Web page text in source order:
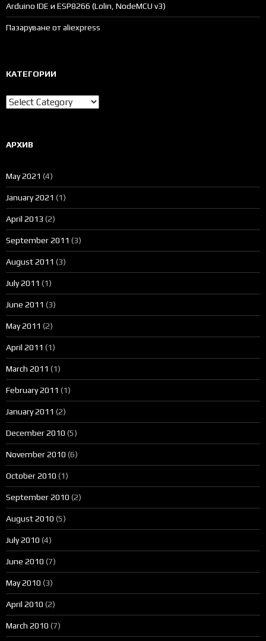
Arduino IDE и ESP8266 (Lolin, NodeMCU v3)
Пазаруване от aliexpress
КАТЕГОРИИ
Категории
АРХИВ
May 2021 (4)
January 2021 (1)
April 2013 (2)
September 2011 (3)
August 2011 (3)
July 2011 (1)
June 2011 (3)
May 2011 (2)
April 2011 (1)
March 2011 (1)
February 2011 (1)
January 2011 (2)
December 2010 (5)
November 2010 (6)
October 2010 (1)
September 2010 (2)
August 2010 (5)
July 2010 (4)
June 2010 (7)
May 2010 (3)
April 2010 (2)
March 2010 (7)